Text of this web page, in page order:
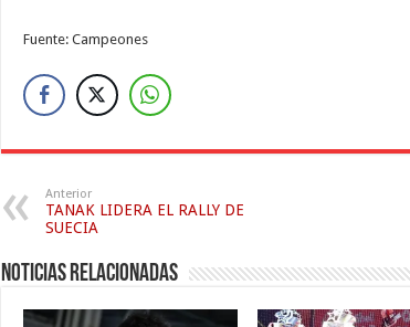
Fuente: Campeones
Anterior
TANAK LIDERA EL RALLY DE
SUECIA
Noticias relacionadas